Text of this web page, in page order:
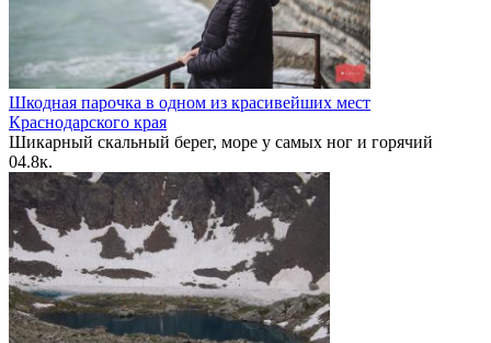
Шкодная парочка в одном из красивейших мест
Краснодарского края
Шикарный скальный берег, море у самых ног и горячий
04.8к.